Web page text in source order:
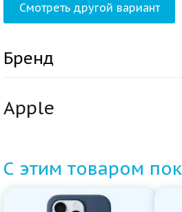
Смотреть другой вариант
Бренд
Apple
С этим товаром